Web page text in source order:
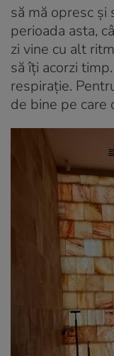
să mă opresc și
perioada asta,
zi vine cu alt
să îți acorzi
respirație.
de bine pe care